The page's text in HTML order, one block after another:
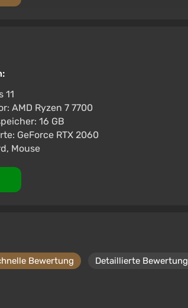
/ AUTO
GIFT
11
AMD Ryzen 7 7700
16 GB
GeForce RTX 2060
Mouse
Bewertung Detaillierte Bewertung